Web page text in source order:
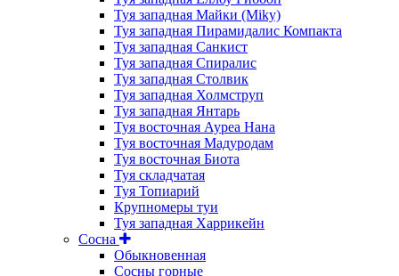
Туя западная Майки (Miky)
Туя западная Пирамидалис Компакта
Туя западная Санкист
Туя западная Спиралис
Туя западная Столвик
Туя западная Холмструп
Туя западная Янтарь
Туя восточная Ауреа Нана
Туя восточная Мадуродам
Туя восточная Биота
Туя складчатая
Туя Топиарий
Крупномеры туи
Туя западная Харрикейн
Сосна
Обыкновенная
Сосны горные